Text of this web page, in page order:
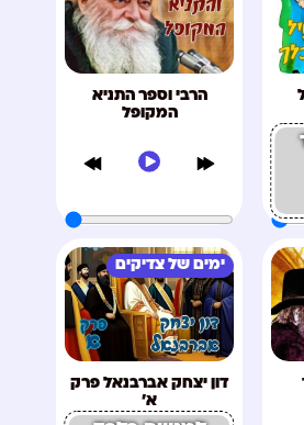
הרבי וספר התניא
המקופל
ימים של צדיקים
דון יצחק אברבנאל פרק
א'